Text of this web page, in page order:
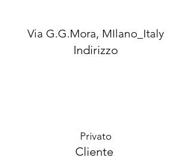
Via G.G.Mora, MIlano_Italy
Indirizzo
Privato
Cliente